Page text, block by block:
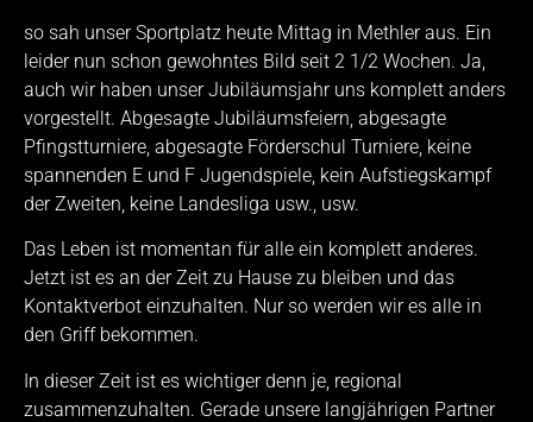
so sah unser Sportplatz heute Mittag in Methler aus. Ein
leider nun schon gewohntes Bild seit 2 1/2 Wochen. Ja,
auch wir haben unser Jubiläumsjahr uns komplett anders
vorgestellt. Abgesagte Jubiläumsfeiern, abgesagte
Pfingstturniere, abgesagte Förderschul Turniere, keine
spannenden E und F Jugendspiele, kein Aufstiegskampf
der Zweiten, keine Landesliga usw., usw.
Das Leben ist momentan für alle ein komplett anderes.
Jetzt ist es an der Zeit zu Hause zu bleiben und das
Kontaktverbot einzuhalten. Nur so werden wir es alle in
den Griff bekommen.
In dieser Zeit ist es wichtiger denn je, regional
zusammenzuhalten. Gerade unsere langjährigen Partner